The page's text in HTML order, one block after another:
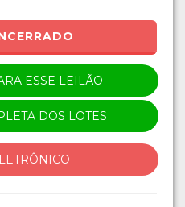
ESSE LEILÃO
DOS LOTES